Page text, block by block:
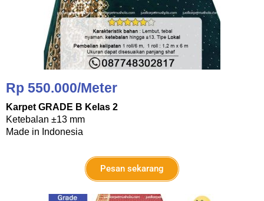
Rp 550.000/Meter
Karpet GRADE B Kelas 2
Ketebalan ±13 mm
Made in Indonesia
Pesan sekarang